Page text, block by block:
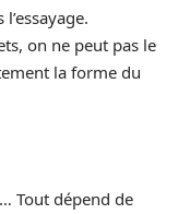
on ne peut pas le
la forme du
Tout dépend de